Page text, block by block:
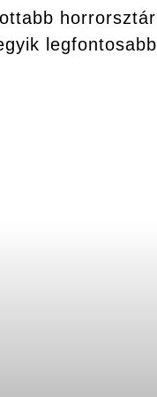
horrorsztár
legfontosabb